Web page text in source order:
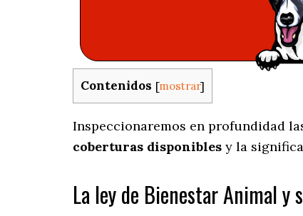
Contenidos [mostrar]
Inspeccionaremos en profundidad
coberturas disponibles y la
La ley de Bienestar Animal y